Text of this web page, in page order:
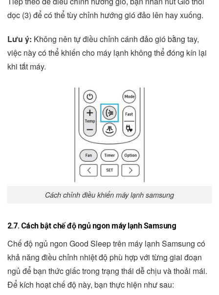
dọc (3) để có thể tùy chỉnh hướng gió đảo lên hay xuống.
Lưu ý: Không nên tự điều chỉnh cánh đảo gió bằng tay,
việc này có thể khiến cho máy lạnh không thể đóng kín lại
khi tắt máy.
Cách chỉnh điều khiển máy lạnh samsung
2.7. Cách bật chế độ ngủ ngon máy lạnh Samsung
Chế độ ngủ ngon Good Sleep trên máy lạnh Samsung có
khả năng điều chỉnh nhiệt độ phù hợp với từng giai đoạn
ngủ để bạn thức giấc trong trạng thái dễ chịu và thoải mái.
Để kích hoạt chế độ này, bạn thực hiện như sau: